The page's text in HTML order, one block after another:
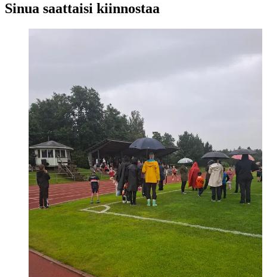
Sinua saattaisi kiinnostaa